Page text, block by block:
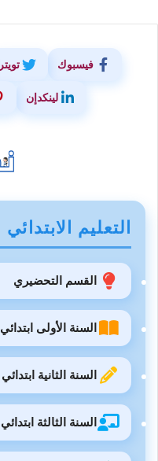
فيسبوك تويتر
لينكدإن
التعليم الابتدائي
القسم التحضيري
السنة الأولى ابتدائي
السنة الثانية ابتدائي
السنة الثالثة ابتدائي